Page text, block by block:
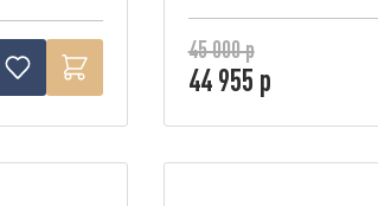
45 000 р
44 955 р